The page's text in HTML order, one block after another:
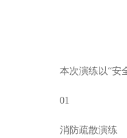
本次演练以“安
01
消防疏散演练